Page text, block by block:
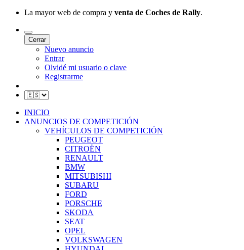
La mayor web de compra y venta de Coches de Rally.
Cerrar
Nuevo anuncio
Entrar
Olvidé mi usuario o clave
Registrarme
INICIO
ANUNCIOS DE COMPETICIÓN
VEHÍCULOS DE COMPETICIÓN
PEUGEOT
CITROËN
RENAULT
BMW
MITSUBISHI
SUBARU
FORD
PORSCHE
SKODA
SEAT
OPEL
VOLKSWAGEN